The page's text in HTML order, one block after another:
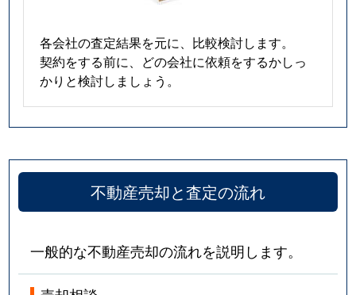
各会社の査定結果を元に、比較検討します。
契約をする前に、どの会社に依頼をするかしっ
かりと検討しましょう。
不動産売却と査定の流れ
一般的な不動産売却の流れを説明します。